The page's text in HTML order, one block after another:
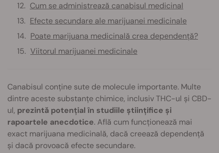
Cum se administrează canabisul medicinal
Efecte secundare ale marijuanei medicinale
Poate marijuana medicinală crea dependență?
Viitorul marijuanei medicinale
Canabisul conține sute de molecule importante. Multe
dintre aceste substanțe chimice, inclusiv THC-ul și CBD-
ul, prezintă potențial în studiile științifice și
rapoartele anecdotice. Află cum funcționează mai
exact marijuana medicinală, dacă creează dependență
și dacă provoacă efecte secundare.